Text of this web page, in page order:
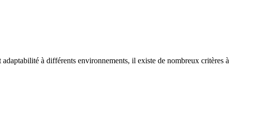
à différents environnements, il existe de nombreux critères à